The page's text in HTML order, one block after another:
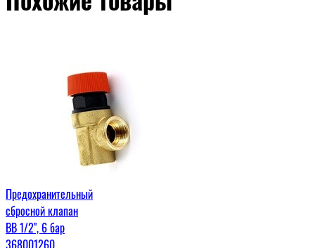
Предохранительный
сбросной клапан
ВВ 1/2", 6 бар
368001260